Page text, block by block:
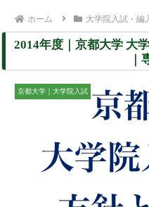
ホーム 大学院入試・編
2014年度｜京都大学 大
｜
京都大学｜大学院入試